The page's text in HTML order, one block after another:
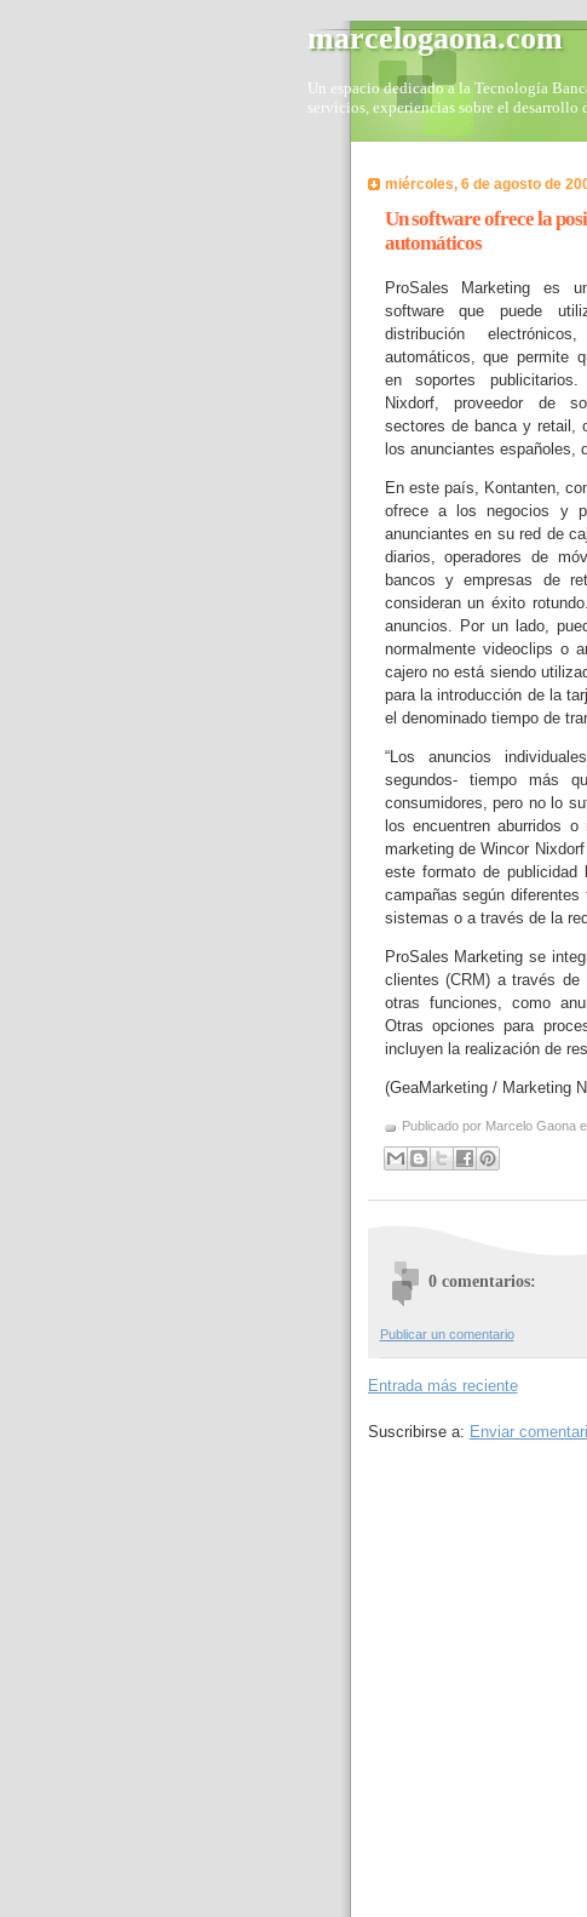
marcelogaona.com
Un espacio dedicado a la Tecnología
servicios, experiencias sobre el desarrollo
miércoles, 6 de agosto de
Un software ofrece la
automáticos
ProSales Marketing es
software que puede
distribución
automáticos, que permite
en soportes
Nixdorf, proveedor de
sectores de banca y retail,
los anunciantes españoles,
En este país, Kontanten,
ofrece a los negocios y
anunciantes en su red de
diarios, operadores de
bancos y empresas de
consideran un éxito
anuncios. Por un lado,
normalmente videoclips o
cajero no está siendo
para la introducción de la
el denominado tiempo de
“Los anuncios
segundos- tiempo más
consumidores, pero no lo
los encuentren aburridos
marketing de Wincor
este formato de
campañas según
sistemas o a través de la
ProSales Marketing se
clientes (CRM) a través
otras funciones, como
Otras opciones para
incluyen la realización de
(GeaMarketing / Marketing
Publicado por Marcelo Gaona
0 comentarios:
Publicar un comentario
Entrada más reciente
Suscribirse a: Enviar